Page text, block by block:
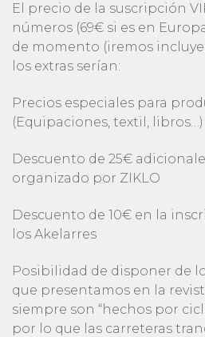
El precio de la suscripción
números (69€ si es en
de momento (iremos
los extras serían:
Precios especiales para
(Equipaciones, textil, libros…)
Descuento de 25€
organizado por ZIKLO
Descuento de 10€ en la
los Akelarres
Posibilidad de disponer de
que presentamos en la
siempre son “hechos por
por lo que las carreteras